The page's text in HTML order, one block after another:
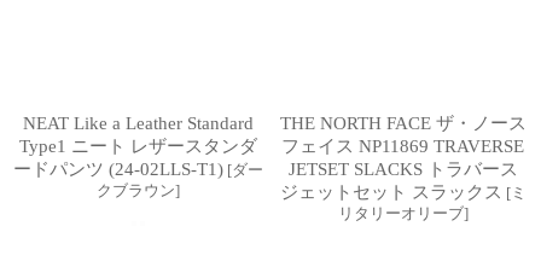
NEAT Like a Leather Standard
Type1 ニート レザースタンダ
ードパンツ (24-02LLS-T1) [ダー
クブラウン]
THE NORTH FACE ザ・ノース
フェイス NP11869 TRAVERSE
JETSET SLACKS トラバース
ジェットセット スラックス [ミ
リタリーオリーブ]